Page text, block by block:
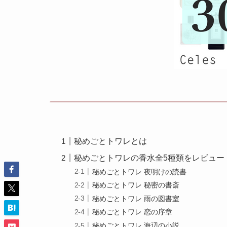
秘めごとトワレとは
秘めごとトワレの香水全5種類をレビュー
秘めごとトワレ 夜明けの読書
秘めごとトワレ 秘密の書斎
秘めごとトワレ 雨の図書室
秘めごとトワレ 恋の序章